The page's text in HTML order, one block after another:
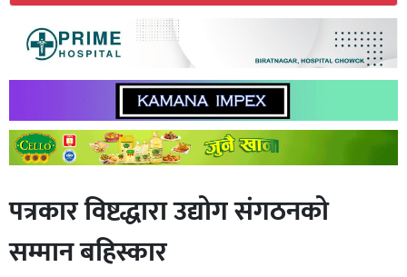
पत्रकार विष्टद्धारा उद्योग संगठनको
सम्मान बहिस्कार